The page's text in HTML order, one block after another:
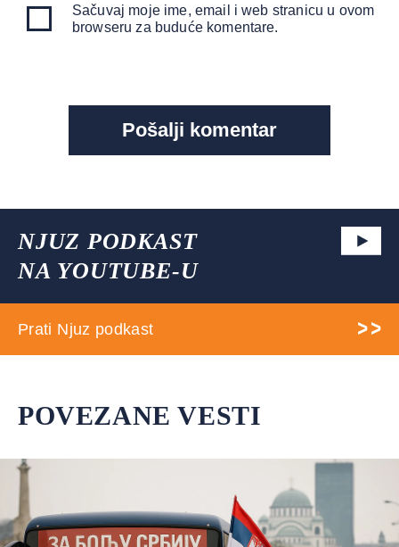
Sačuvaj moje ime, email i web stranicu u ovom
browseru za buduće komentare.
NJUZ PODKAST
NA YOUTUBE-U
Prati Njuz podkast
POVEZANE VESTI